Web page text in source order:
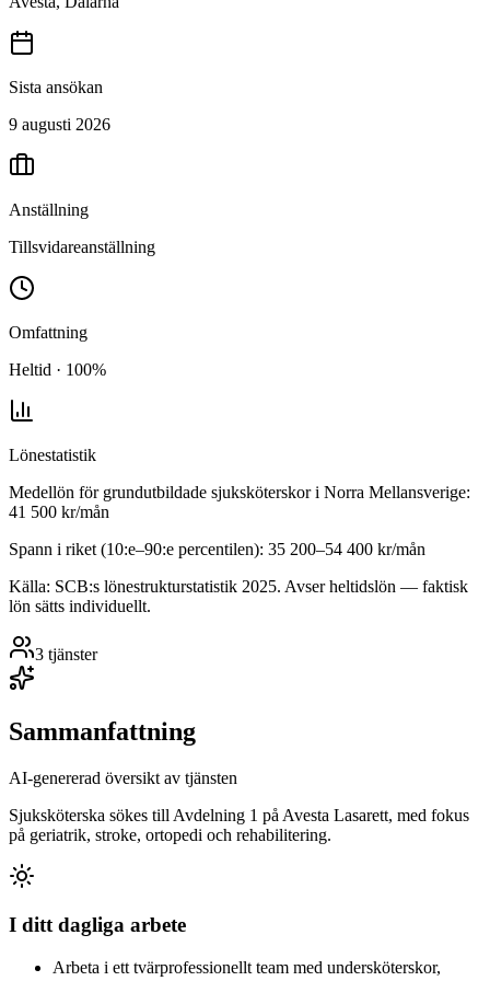
Sista ansökan
9 augusti 2026
Anställning
Tillsvidareanställning
Omfattning
Heltid · 100%
Lönestatistik
Medellön för grundutbildade sjuksköterskori Norra Mellansverige:
41 500 kr/mån
Spann i riket (10:e–90:e percentilen): 35 200–54 400 kr/mån
Källa: SCB:s lönestrukturstatistik 2025. Avser heltidslön — faktisk
lön sätts individuellt.
3 tjänster
Sammanfattning
AI-genererad översikt av tjänsten
Sjuksköterska sökes till Avdelning 1 på Avesta Lasarett, med fokus
på geriatrik, stroke, ortopedi och rehabilitering.
I ditt dagliga arbete
Arbeta i ett tvärprofessionellt team med undersköterskor,